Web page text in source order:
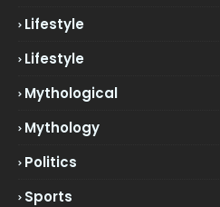
Lifestyle
Lifestyle
Mythological
Mythology
Politics
Sports